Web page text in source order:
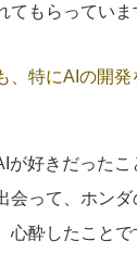
もらっていま
、特にAIの開
が好きだったこ
会って、ホン
心酔したこと